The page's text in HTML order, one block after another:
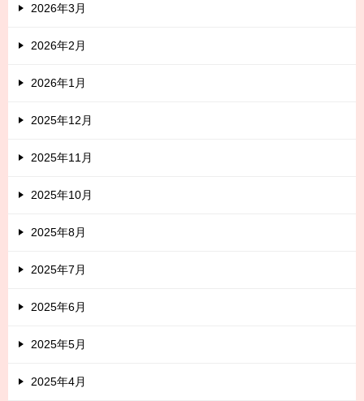
2026年3月
2026年2月
2026年1月
2025年12月
2025年11月
2025年10月
2025年8月
2025年7月
2025年6月
2025年5月
2025年4月